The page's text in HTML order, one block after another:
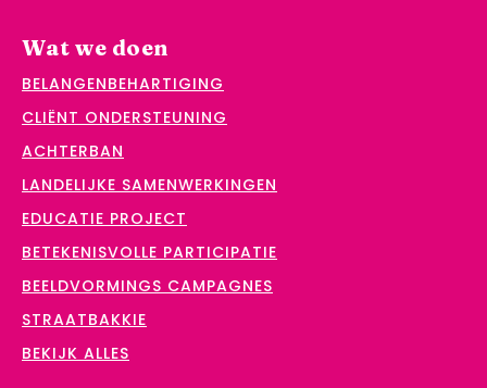
Wat we doen
BELANGENBEHARTIGING
CLIËNT ONDERSTEUNING
ACHTERBAN
LANDELIJKE SAMENWERKINGEN
EDUCATIE PROJECT
BETEKENISVOLLE PARTICIPATIE
BEELDVORMINGS CAMPAGNES
STRAATBAKKIE
BEKIJK ALLES